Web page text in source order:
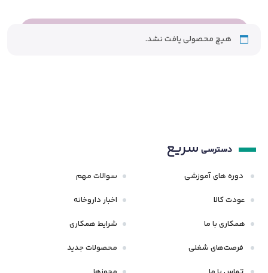
هیچ محصولی یافت نشد.
دسترسی سریع
دوره های آموزشی
عودت کالا
همکاری با ما
فرصت‌های شغلی
سوالات مهم
اخبار داروخانه
شرایط همکاری
محصولات جدید